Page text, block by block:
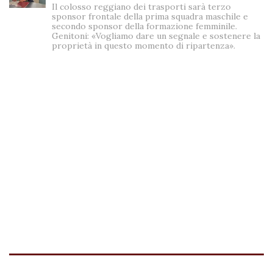
Il colosso reggiano dei trasporti sarà terzo
sponsor frontale della prima squadra maschile e
secondo sponsor della formazione femminile.
Genitoni: «Vogliamo dare un segnale e sostenere la
proprietà in questo momento di ripartenza».